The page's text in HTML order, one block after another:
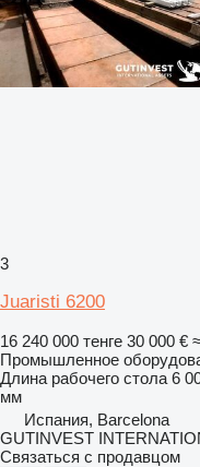
3
Juaristi 6200
16 240 000 тенге 30 000 €
Промышленное
Длина рабочего стола 6
мм
Испания, Barcelona
GUTINVEST
Связаться с продавцом